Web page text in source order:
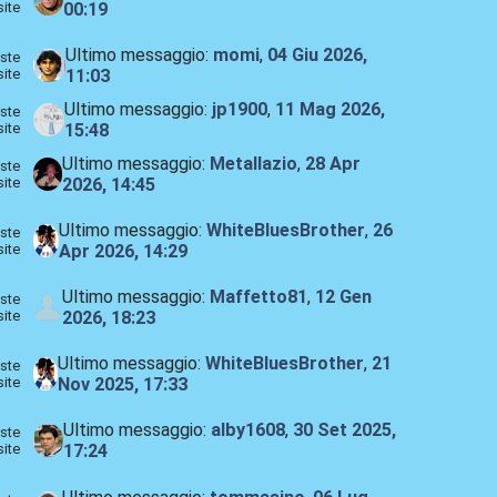
00:19
Ultimo messaggio: momi, 04 Giu 2026,
11:03
Ultimo messaggio: jp1900, 11 Mag 2026,
15:48
Ultimo messaggio: Metallazio, 28 Apr
2026, 14:45
Ultimo messaggio: WhiteBluesBrother, 26
Apr 2026, 14:29
Ultimo messaggio: Maffetto81, 12 Gen
2026, 18:23
Ultimo messaggio:WhiteBluesBrother, 21
Nov 2025, 17:33
Ultimo messaggio: alby1608, 30 Set 2025,
17:24